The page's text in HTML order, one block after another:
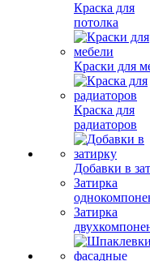
Краска для
потолка
Краски для
Краска для
радиаторов
Добавки в
Затирка
Затирка